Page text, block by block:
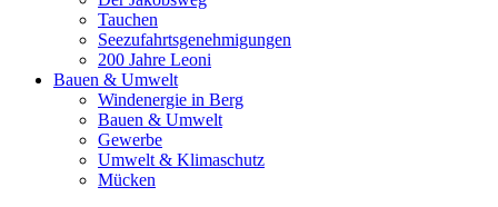
Tauchen
Seezufahrtsgenehmigungen
200 Jahre Leoni
Bauen & Umwelt
Windenergie in Berg
Bauen & Umwelt
Gewerbe
Umwelt & Klimaschutz
Mücken